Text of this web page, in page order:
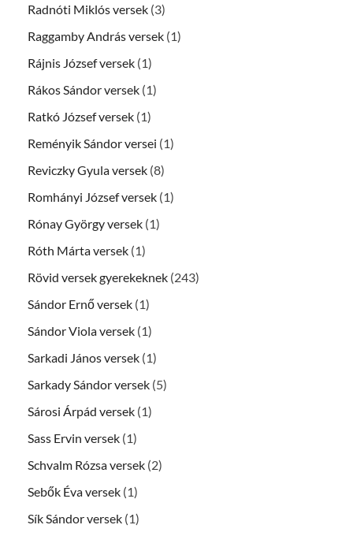
Radnóti Miklós versek (3)
Raggamby András versek (1)
Rájnis József versek (1)
Rákos Sándor versek (1)
Ratkó József versek (1)
Reményik Sándor versei (1)
Reviczky Gyula versek (8)
Romhányi József versek (1)
Rónay György versek (1)
Róth Márta versek (1)
Rövid versek gyerekeknek (243)
Sándor Ernő versek (1)
Sándor Viola versek (1)
Sarkadi János versek (1)
Sarkady Sándor versek (5)
Sárosi Árpád versek (1)
Sass Ervin versek (1)
Schvalm Rózsa versek (2)
Sebők Éva versek (1)
Sík Sándor versek (1)